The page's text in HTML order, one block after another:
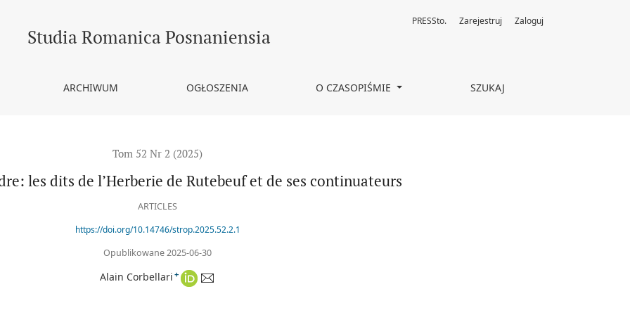
et de ses continuateurs
Studia Romanica Posnaniensia
ARCHIWUM OGŁOSZENIA O CZASOPIŚMIE SZUKAJ
PRESSto. Zarejestruj Zaloguj
Tom 52 Nr 2 (2025)
les dits de l’Herberie de Rutebeuf et de ses continuateurs
ARTICLES
https://doi.org/10.14746/strop.2025.52.2.1
Opublikowane 2025-06-30
Alain Corbellari +